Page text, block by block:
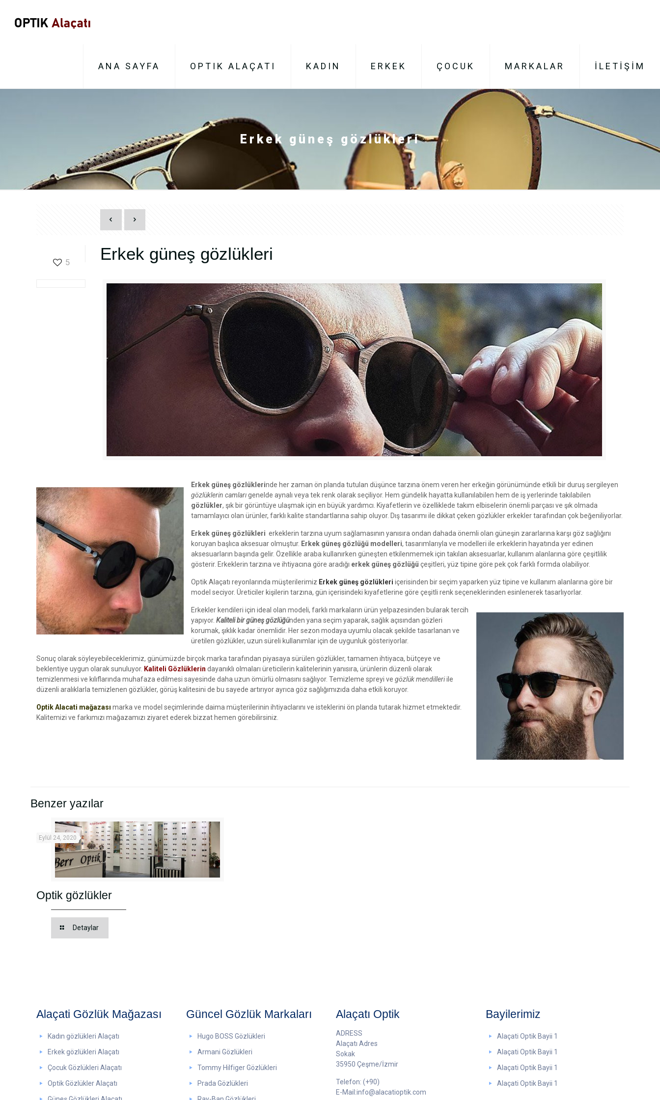
ANA SAYFA OPTIK ALAÇATI KADIN ERKEK ÇOCUK MARKALAR İLETİŞİM
Erkek güneş gözlükleri
5 Erkek güneş gözlükleri
Erkek güneş gözlüklerinde her zaman ön planda tutulan düşünce tarzına önem veren her erkeğin görünümünde etkili bir duruş sergileyen
gözlüklerin camlarıgenelde aynalı veya tek renk olarak seçiliyor. Hem gündelik hayatta kullanılabilen hem de iş yerlerinde takılabilen
gözlükler, şık bir görüntüye ulaşmak için en büyük yardımcı. Kiyafetlerin ve özelliklede takım elbiselerin önemli parçası ve şık olmada
tamamlayıcı olan ürünler, farklı kalite standartlarına sahip oluyor. Dış tasarımı ile dikkat çeken gözlükler erkekler tarafından çok beğeniliyorlar.
Erkek güneş gözlükleri erkeklerin tarzına uyum sağlamasının yanısıra ondan dahada önemli olan güneşin zararlarına karşı göz sağlığını
koruyan başlıca aksesuar olmuştur. Erkek güneş gözlüğü modelleri, tasarımlarıyla ve modelleri ile erkeklerin hayatında yer edinen
aksesuarların başında gelir. Özellikle araba kullanırken güneşten etkilenmemek için takılan aksesuarlar, kullanım alanlarına göre çeşitlilik
gösterir. Erkeklerin tarzına ve ihtiyacına göre aradığı erkek güneş gözlüğü çeşitleri, yüz tipine göre pek çok farklı formda olabiliyor.
Optik Alaçatı reyonlarında müşterilerimiz Erkek güneş gözlükleri içerisinden bir seçim yaparken yüz tipine ve kullanım alanlarına göre bir
model seciyor. Üreticiler kişilerin tarzına, gün içerisindeki kıyafetlerine göre çeşitli renk seçeneklerinden esinlenerek tasarlıyorlar.
Erkekler kendileri için ideal olan modeli, farklı markaların ürün yelpazesinden bularak tercih
yapıyor.Kaliteli bir güneş gözlüğünden yana seçim yaparak, sağlık açısından gözleri
korumak, şıklık kadar önemlidir. Her sezon modaya uyumlu olacak şekilde tasarlanan ve
üretilen gözlükler, uzun süreli kullanımlar için de uygunluk gösteriyorlar.
Sonuç olarak söyleyebileceklerimiz, günümüzde birçok marka tarafından piyasaya sürülen gözlükler, tamamen ihtiyaca, bütçeye ve
beklentiye uygun olarak sunuluyor. Kaliteli Gözlüklerin dayanıklı olmaları üreticilerin kalitelerinin yanısıra, ürünlerin düzenli olarak
temizlenmesi ve kılıflarında muhafaza edilmesi sayesinde daha uzun ömürlü olmasını sağlıyor. Temizleme spreyi vegözlük mendilleriile
düzenli aralıklarla temizlenen gözlükler, görüş kalitesini de bu sayede artırıyor ayrıca göz sağlığımızıda daha etkili koruyor.
Optik Alacati mağazası marka ve model seçimlerinde daima müşterilerinin ihtiyaclarını ve isteklerini ön planda tutarak hizmet etmektedir.
Kalitemizi ve farkımızı mağazamızı ziyaret ederek bizzat hemen görebilirsiniz.
Benzer yazılar
Eylül 24, 2020
Optik gözlükler
Detaylar
Alaçati Gözlük Mağazası
Kadın gözlükleri Alaçatı
Erkek gözlükleri Alaçatı
Çocuk Gözlükleri Alaçatı
Optik Gözlükler Alaçatı
Güncel Gözlük Markaları
Hugo BOSS Gözlükleri
Armani Gözlükleri
Tommy Hilfiger Gözlükleri
Prada Gözlükleri
Alaçatı Optik
ADRESS
Alaçatı Adres
Sokak
35950 Çeşme/İzmir
Telefon: (+90)
E-Mail:info@alacatioptik.com
Bayilerimiz
Alaçati Optik Bayii 1
Alaçati Optik Bayii 1
Alaçati Optik Bayii 1
Alaçati Optik Bayii 1